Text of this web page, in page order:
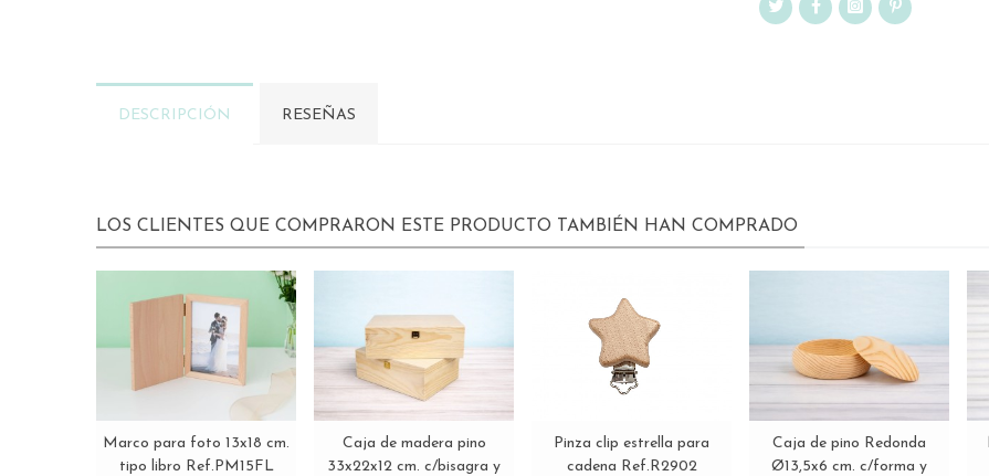
DESCRIPCIÓN RESEÑAS
LOS CLIENTES QUE COMPRARON ESTE PRODUCTO TAMBIÉN HAN COMPRADO
Ver más
Marco para foto 13x18 cm.
tipo libro Ref.PM15FL
Ver más
Caja de madera pino
33x22x12 cm. c/bisagra y
Ver más
Pinza clip estrella para
cadena Ref.R2902
Ver más
Caja de pino Redonda
Ø13,5x6 cm. c/forma y